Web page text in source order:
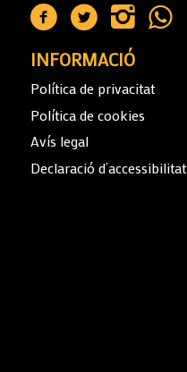
INFORMACIÓ
Política de privacitat
Política de cookies
Avís legal
Declaració d’accessibilitat